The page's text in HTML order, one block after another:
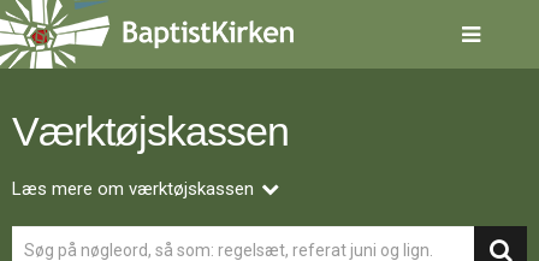
Spring
menu
over
tilbage
forsiden
Værktøjskassen
Læs mere om værktøjskassen